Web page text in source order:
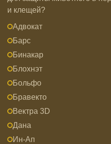
и клещей?
Адвокат
Барс
Бинакар
Блохнэт
Больфо
Бравекто
Вектра 3D
Дана
Ин-Ап